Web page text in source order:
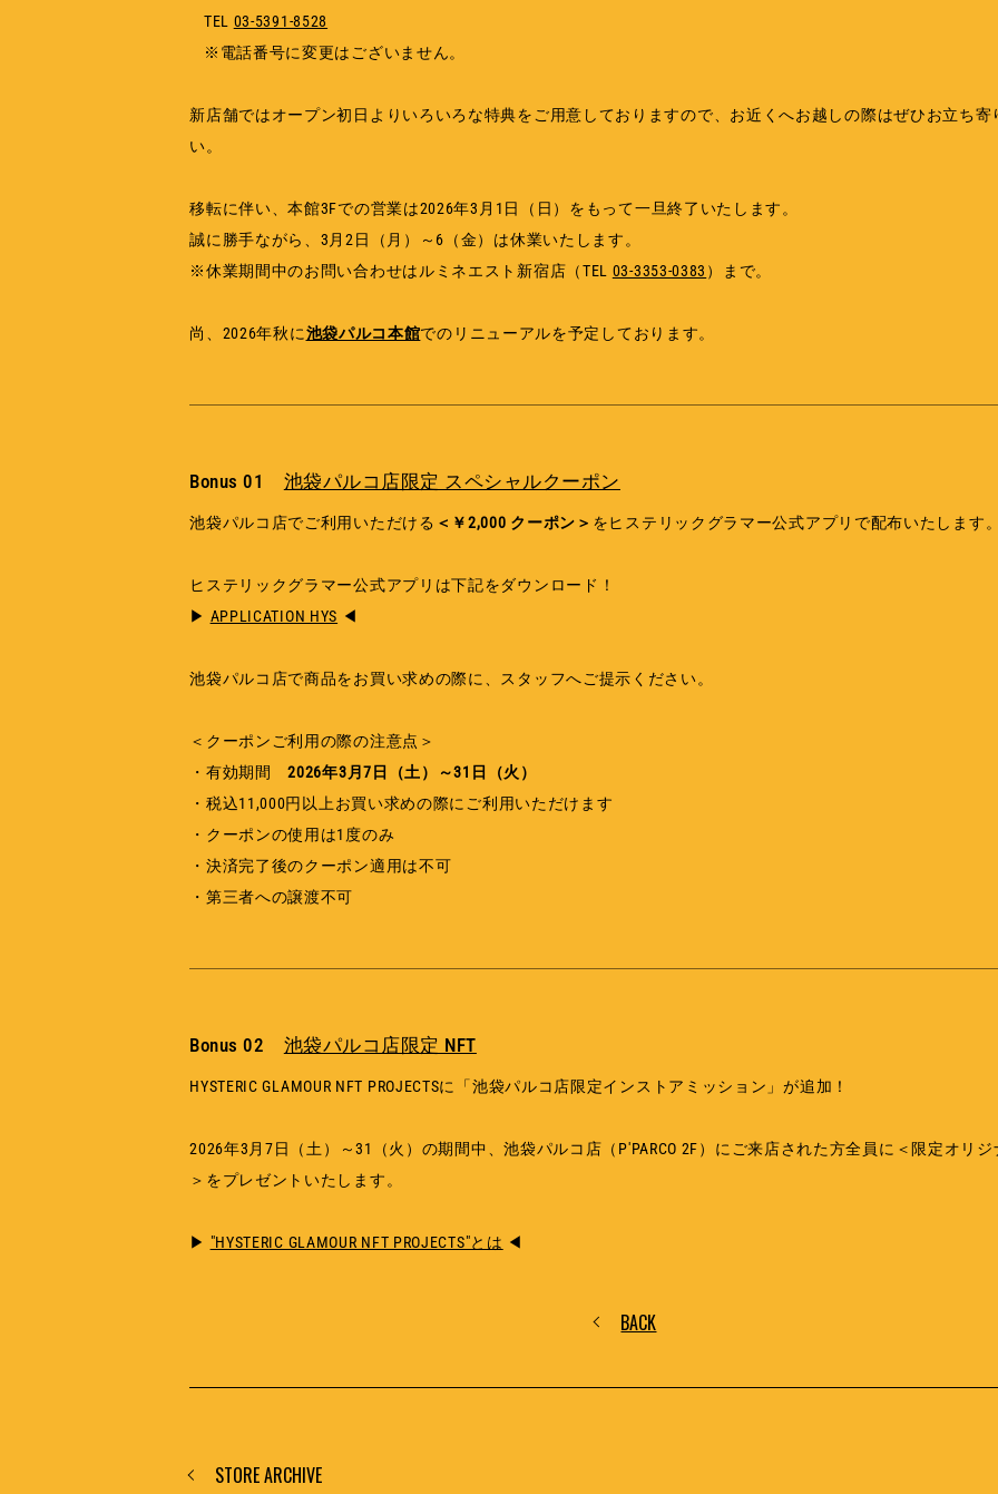
TEL 03-5391-8528
※電話番号に変更はございません。
新店舗ではオープン初日よりいろいろな特典をご用意しておりますので、お近くへお越しの際はぜひお立ち寄
い。
移転に伴い、本館3Fでの営業は2026年3月1日（日）をもって一旦終了いたします。
誠に勝手ながら、3月2日（月）～6（金）は休業いたします。
※休業期間中のお問い合わせはルミネエスト新宿店（TEL 03-3353-0383 ）まで。
尚、2026年秋に池袋パルコ本館でのリニューアルを予定しております。
Bonus 01 池袋パルコ店限定 スペシャルクーポン
池袋パルコ店でご利用いただける ＜￥2,000 クーポン＞ をヒステリックグラマー公式アプリで配布いたします
ヒステリックグラマー公式アプリは下記をダウンロード！
▶ APPLICATION HYS ◀
池袋パルコ店で商品をお買い求めの際に、スタッフへご提示ください。
＜クーポンご利用の際の注意点＞
・有効期間2026年3月7日（土）～31日（火）
・税込11,000円以上お買い求めの際にご利用いただけます
・クーポンの使用は1度のみ
・決済完了後のクーポン適用は不可
・第三者への譲渡不可
Bonus 02 池袋パルコ店限定 NFT
HYSTERIC GLAMOUR NFT PROJECTSに「池袋パルコ店限定インストアミッション」が追加！
2026年3月7日（土）～31（火）の期間中、池袋パルコ店（P'PARCO 2F）にご来店された方全員に＜限定オリジ
＞をプレゼントいたします。
▶ "HYSTERIC GLAMOUR NFT PROJECTS"とは ◀
BACK
STORE ARCHIVE